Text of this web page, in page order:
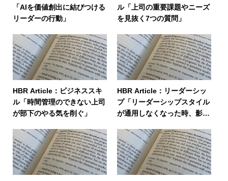
「AIを価値創出に結びつける
リーダーの行動」
ル「上司の重要課題やニーズ
を見抜く7つの質問」
HBR Article：ビジネススキ
ル「時間管理のできない上司
が部下のやる気を削ぐ」
HBR Article：リーダーシッ
プ「リーダーシップスタイル
が通用しなくなった時、影響